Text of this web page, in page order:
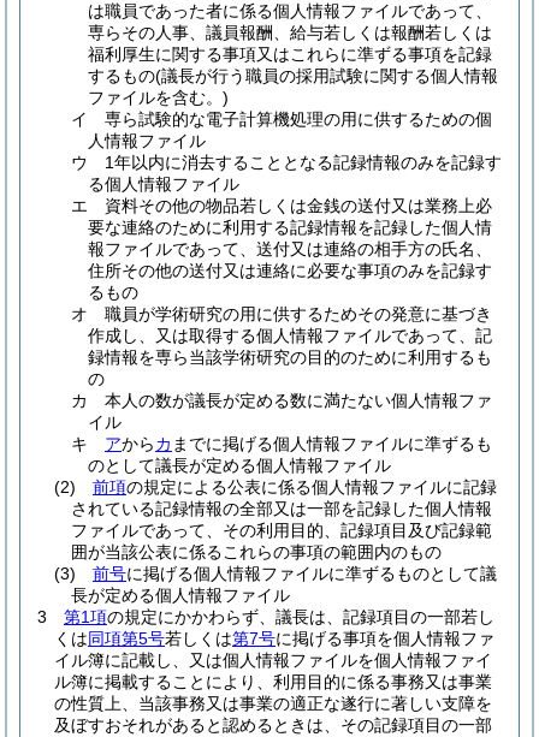
は職員であった者に係る個人情報ファイルであって、
専らその人事、議員報酬、給与若しくは報酬若しくは
福利厚生に関する事項又はこれらに準ずる事項を記録
するもの(議長が行う職員の採用試験に関する個人情報
ファイルを含む。)
イ
専ら試験的な電子計算機処理の用に供するための個
人情報ファイル
ウ
1年以内に消去することとなる記録情報のみを記録す
る個人情報ファイル
エ
資料その他の物品若しくは金銭の送付又は業務上必
要な連絡のために利用する記録情報を記録した個人情
報ファイルであって、送付又は連絡の相手方の氏名、
住所その他の送付又は連絡に必要な事項のみを記録す
るもの
オ
職員が学術研究の用に供するためその発意に基づき
作成し、又は取得する個人情報ファイルであって、記
録情報を専ら当該学術研究の目的のために利用するも
の
カ
本人の数が議長が定める数に満たない個人情報ファ
イル
キ
アからカ までに掲げる個人情報ファイルに準ずるも
のとして議長が定める個人情報ファイル
(2)
前項の規定による公表に係る個人情報ファイルに記録
されている記録情報の全部又は一部を記録した個人情報
ファイルであって、その利用目的、記録項目及び記録範
囲が当該公表に係るこれらの事項の範囲内のもの
(3)
前号に掲げる個人情報ファイルに準ずるものとして議
長が定める個人情報ファイル
3
第1項の規定にかかわらず、議長は、記録項目の一部若し
くは同項第5号若しくは第7号に掲げる事項を個人情報ファ
イル簿に記載し、又は個人情報ファイルを個人情報ファイ
ル簿に掲載することにより、利用目的に係る事務又は事業
の性質上、当該事務又は事業の適正な遂行に著しい支障を
及ぼすおそれがあると認めるときは、その記録項目の一部